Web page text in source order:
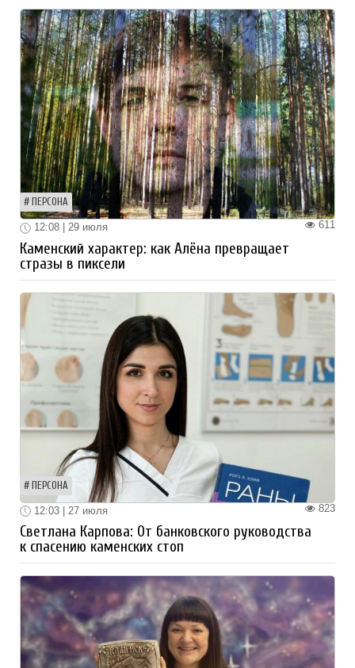
ПЕРСОНА
611
12:08 | 29 июля
Каменский характер: как Алёна превращает
стразы в пиксели
ПЕРСОНА
823
12:03 | 27 июля
Светлана Карпова: От банковского руководства
к спасению каменских стоп